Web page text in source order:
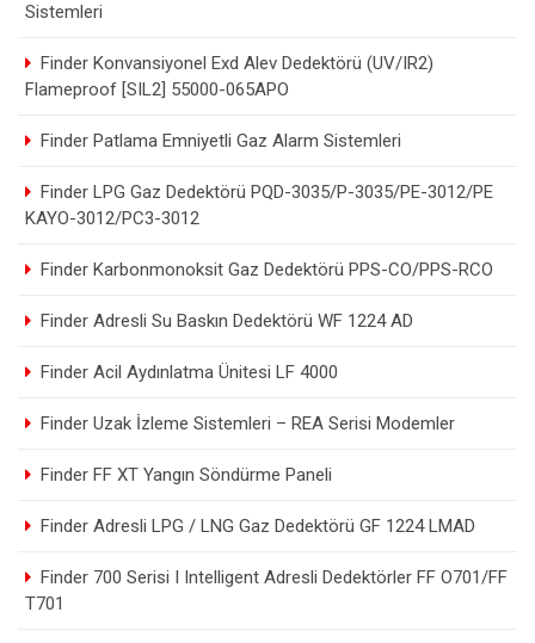
Sistemleri
Finder Konvansiyonel Exd Alev Dedektörü (UV/IR2)
Flameproof [SIL2] 55000-065APO
Finder Patlama Emniyetli Gaz Alarm Sistemleri
Finder LPG Gaz Dedektörü PQD-3035/P-3035/PE-3012/PE
KAYO-3012/PC3-3012
Finder Karbonmonoksit Gaz Dedektörü PPS-CO/PPS-RCO
Finder Adresli Su Baskın Dedektörü WF 1224 AD
Finder Acil Aydınlatma Ünitesi LF 4000
Finder Uzak İzleme Sistemleri – REA Serisi Modemler
Finder FF XT Yangın Söndürme Paneli
Finder Adresli LPG / LNG Gaz Dedektörü GF 1224 LMAD
Finder 700 Serisi I Intelligent Adresli Dedektörler FF O701/FF
T701